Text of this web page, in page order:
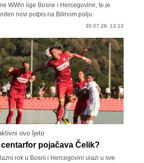
WWin lige Bosne i Hercegovine, te je
novi potpis na Bilinom polju.
30.07.26. 13:13
ovo ljeto
centarfor pojačava Čelik?
rok u Bosni i Hercegovini ulazi u sve